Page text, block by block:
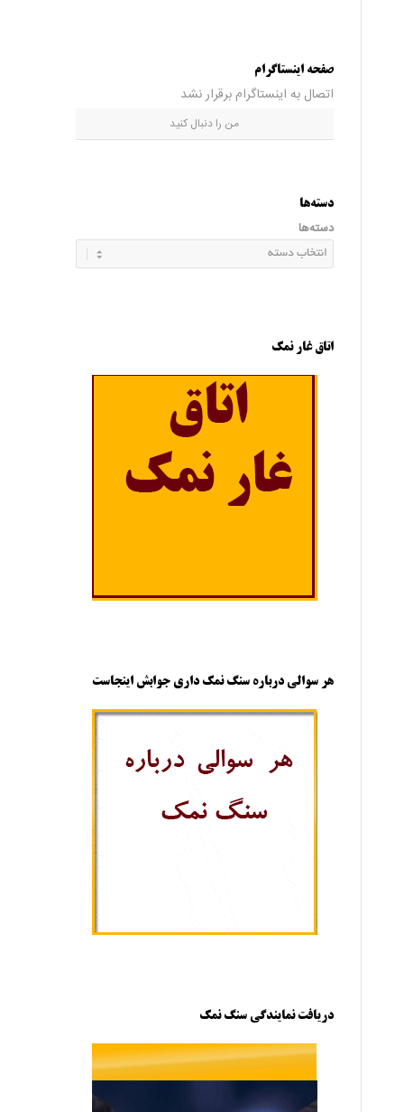
صفحه اینستاگرام
اتصال به اینستاگرام برقرار نشد
من را دنبال کنید
دسته‌ها
دسته‌ها
اتاق غار نمک
هر سوالی درباره سنگ نمک داری جوابش اینجاست
دریافت نمایندگی سنگ نمک